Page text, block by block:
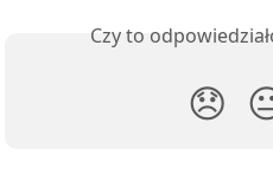
Czy to
😞